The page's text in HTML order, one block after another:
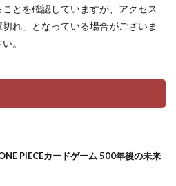
とを確認していますが、アクセス
れ」となっている場合がございま
。
PIECEカードゲーム 500年後の未来